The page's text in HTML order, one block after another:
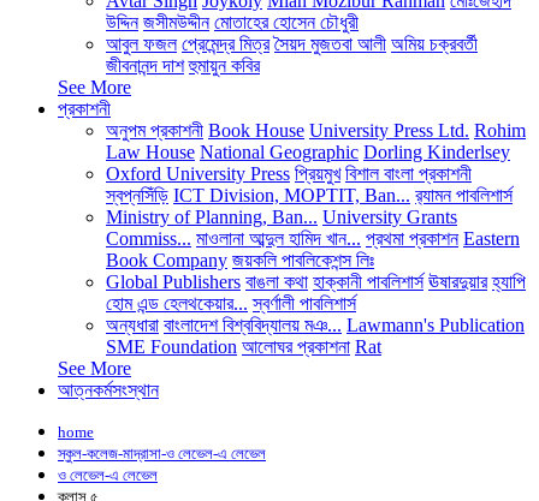
উদ্দিন জসীমউদ্দীন মোতাহের হোসেন চৌধুরী
আবুল ফজল প্রেমেন্দ্র মিত্র সৈয়দ মুজতবা আলী অমিয় চক্রবর্তী
জীবনানন্দ দাশ হুমায়ুন কবির
See More
প্রকাশনী
অনুপম প্রকাশনী Book House University Press Ltd. Rohim
Law House National Geographic Dorling Kinderlsey
Oxford University Press প্রিয়মুখ বিশাল বাংলা প্রকাশনী
স্বপ্নসিঁড়ি ICT Division, MOPTIT, Ban... র‍্যামন পাবলিশার্স
Ministry of Planning, Ban... University Grants
Commiss... মাওলানা আব্দুল হামিদ খান... প্রথমা প্রকাশন Eastern
Book Company জয়কলি পাবলিকেশন্স লিঃ
Global Publishers বাঙলা কথা হাক্কানী পাবলিশার্স ঊষারদুয়ার হ্যাপি
হোম এন্ড হেলথকেয়ার... স্বর্ণালী পাবলিশার্স
অন্যধারা বাংলাদেশ বিশ্ববিদ্যালয় মঞ... Lawmann's Publication
SME Foundation আলোঘর প্রকাশনা Rat
See More
আত্নকর্মসংস্থান
home
স্কুল-কলেজ-মাদ্রাসা-ও লেভেল-এ লেভেল
ও লেভেল-এ লেভেল
ক্লাস ৫